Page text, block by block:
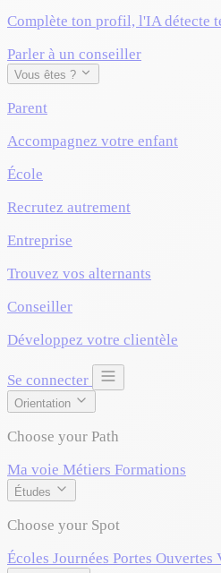
Complète ton profil, l'IA détecte
Parler à un conseiller
Vous êtes ?
Parent
Accompagnez votre enfant
École
Recrutez autrement
Entreprise
Trouvez vos alternants
Conseiller
Développez votre clientèle
Se connecter
Orientation
Choose your Path
Ma voie Métiers Formations
Études
Choose your Spot
Écoles Journées Portes Ouvertes